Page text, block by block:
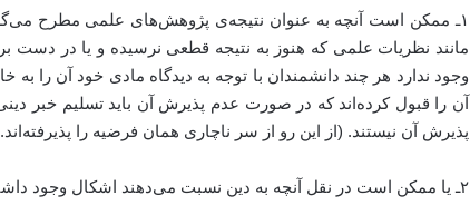
۱ـ ممکن است آنچه به عنوان نتیجه‌ی پژوهش‌های علمی مطرح
مانند نظریات علمی که هنوز به نتیجه قطعی نرسیده و یا در دست
وجود ندارد هر چند دانشمندان با توجه به دیدگاه مادی خود آن را به
آن را قبول کرده‌اند که در صورت عدم پذیرش آن باید تسلیم خبر
پذیرش آن نیستند. (از این رو از سر ناچاری همان فرضیه را
۲ـ یا ممکن است در نقل آنچه به دین نسبت می‌دهند اشکال وجود داشته و به درجه‌ی قطعی نرسیده باشد.